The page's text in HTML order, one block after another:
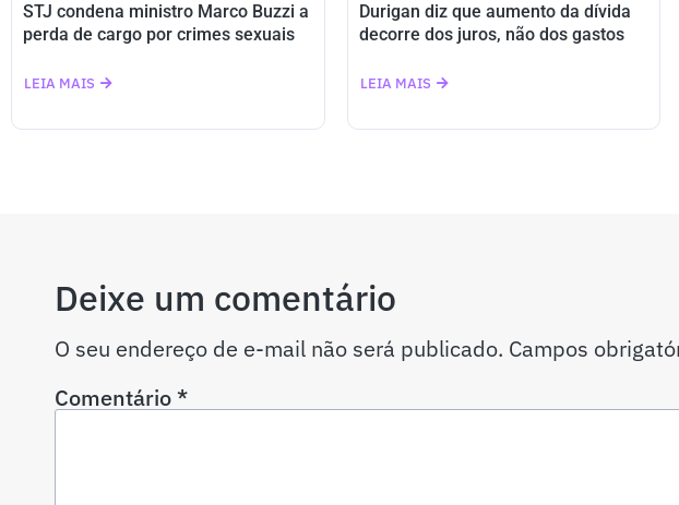
STJ condena ministro Marco Buzzi a
perda de cargo por crimes sexuais
LEIA MAIS
Durigan diz que aumento da dívida
decorre dos juros, não dos gastos
LEIA MAIS
Deixe um comentário
O seu endereço de e-mail não será publicado. Campos
Comentário*